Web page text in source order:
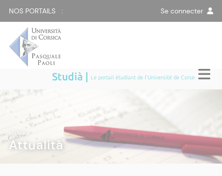
NOS PORTAILS : Se connecter
Studià | Le portail étudiant de l'Université de Corse
STUDIÀ
Attualità